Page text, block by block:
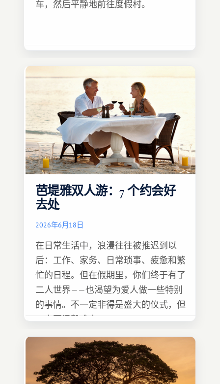
车，然后平静地前往度假村。
芭堤雅双人游：7 个约会好
去处
2026年6月18日
在日常生活中，浪漫往往被推迟到以
后：工作、家务、日常琐事、疲惫和繁
忙的日程。但在假期里，你们终于有了
二人世界——也渴望为爱人做一些特别
的事情。不一定非得是盛大的仪式，但
一定要温馨难忘 :)